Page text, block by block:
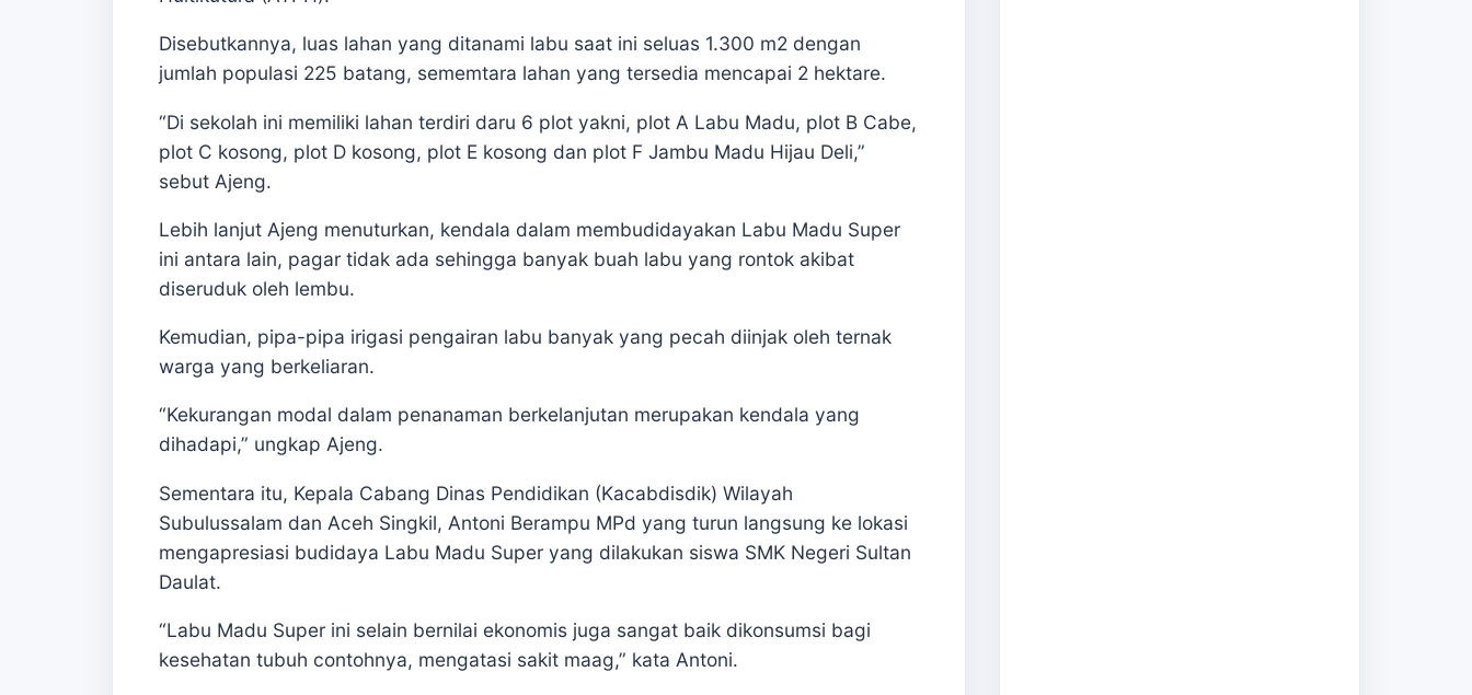
Disebutkannya, luas lahan yang ditanami labu saat ini seluas 1.300 m2 dengan
jumlah populasi 225 batang, sememtara lahan yang tersedia mencapai 2 hektare.
“Di sekolah ini memiliki lahan terdiri daru 6 plot yakni, plot A Labu Madu, plot B Cabe,
plot C kosong, plot D kosong, plot E kosong dan plot F Jambu Madu Hijau Deli,”
sebut Ajeng.
Lebih lanjut Ajeng menuturkan, kendala dalam membudidayakan Labu Madu Super
ini antara lain, pagar tidak ada sehingga banyak buah labu yang rontok akibat
diseruduk oleh lembu.
Kemudian, pipa-pipa irigasi pengairan labu banyak yang pecah diinjak oleh ternak
warga yang berkeliaran.
“Kekurangan modal dalam penanaman berkelanjutan merupakan kendala yang
dihadapi,” ungkap Ajeng.
Sementara itu, Kepala Cabang Dinas Pendidikan (Kacabdisdik) Wilayah
Subulussalam dan Aceh Singkil, Antoni Berampu MPd yang turun langsung ke lokasi
mengapresiasi budidaya Labu Madu Super yang dilakukan siswa SMK Negeri Sultan
Daulat.
“Labu Madu Super ini selain bernilai ekonomis juga sangat baik dikonsumsi bagi
kesehatan tubuh contohnya, mengatasi sakit maag,” kata Antoni.